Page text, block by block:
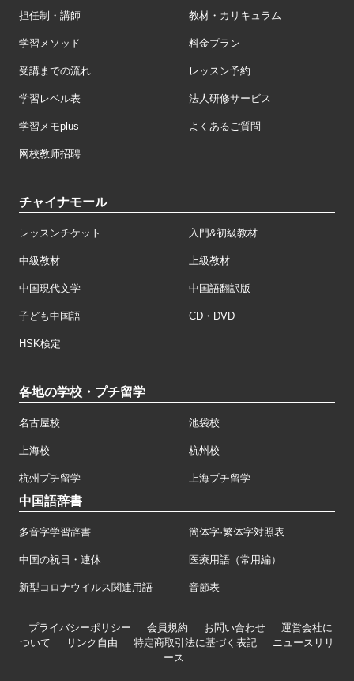
担任制・講師 教材・カリキュラム
学習メソッド 料金プラン
受講までの流れ レッスン予約
学習レベル表 法人研修サービス
学習メモplus よくあるご質問
网校教师招聘
チャイナモール
レッスンチケット 入門&初級教材
中級教材 上級教材
中国現代文学 中国語翻訳版
子ども中国語 CD・DVD
HSK検定
各地の学校・プチ留学
名古屋校 池袋校
上海校 杭州校
杭州プチ留学 上海プチ留学
中国語辞書
多音字学習辞書 簡体字·繁体字対照表
中国の祝日・連休 医療用語（常用編）
新型コロナウイルス関連用語 音節表
プライバシーポリシー 会員規約 お問い合わせ
運営会社に
ついて
リンク自由 特定商取引法に基づく表記
ニュースリリ
ース